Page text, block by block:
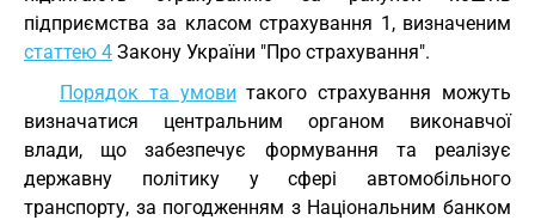
підприємства за класом страхування 1, визначеним
статтею 4 Закону України "Про страхування".
Порядок та умови такого страхування можуть
визначатися центральним органом виконавчої
влади, що забезпечує формування та реалізує
державну політику у сфері автомобільного
транспорту, за погодженням з Національним банком